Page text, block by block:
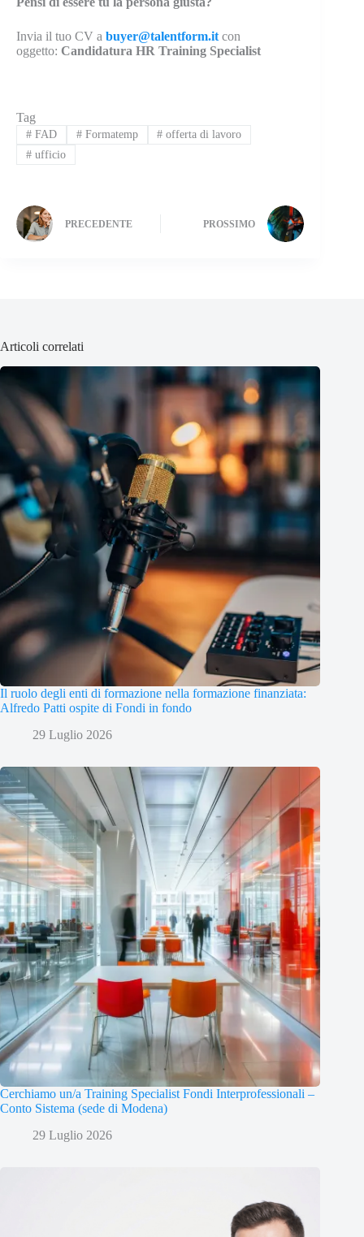
Invia il tuo CV a buyer@talentform.it con
oggetto: Candidatura HR Training Specialist
Tag
#FAD #Formatemp # offerta di lavoro
#ufficio
PRECEDENTE PROSSIMO
Articoli correlati
Il ruolo degli enti di formazione nella formazione finanziata:
Alfredo Patti ospite di Fondi in fondo
29 Luglio 2026
Cerchiamo un/a Training Specialist Fondi Interprofessionali –
Conto Sistema (sede di Modena)
29 Luglio 2026